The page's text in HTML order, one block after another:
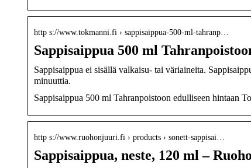
http s://www.tokmanni.fi › sappisaippua-500-ml-tahranp…
Sappisaippua 500 ml
Sappisaippua ei sisällä valkaisu- tai väriaineita.
minuuttia.
Sappisaippua 500 ml Tahranpoistoon edulliseen hintaan
http s://www.ruohonjuuri.fi › products › sonett-sappisai…
Sappisaippua, neste, 120 ml –